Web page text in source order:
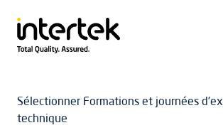
Sélectionner Formations et journées
technique